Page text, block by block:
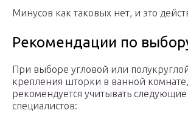
Минусов как таковых нет, и это
Рекомендации по
При выборе угловой или
крепления шторки в ванной комнате,
рекомендуется учитывать
специалистов: